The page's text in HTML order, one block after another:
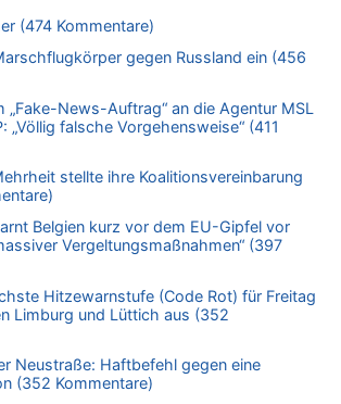
von Dax zu
von Dax zu
von Dax zu
in diesem Sommer ist jetzt amtlich
von Peter G zu
und die Frage: Wer steckt hinter den
War es Russland?
von Marcel Scholzen Eimerscheid zu
und die Frage: Wer steckt hinter den
War es Russland?
von JoKrings zu
und die Frage: Wer steckt hinter den
War es Russland?
von JoKrings zu
(474 Kommentare)
gegen Russland ein (456
„Fake-News-Auftrag“ an die Agentur MSL
„Völlig falsche Vorgehensweise“ (411
stellte ihre Koalitionsvereinbarung
Belgien kurz vor dem EU-Gipfel vor
Vergeltungsmaßnahmen“ (397
Hitzewarnstufe (Code Rot) für Freitag
Limburg und Lüttich aus (352
Neustraße: Haftbefehl gegen eine
(352 Kommentare)